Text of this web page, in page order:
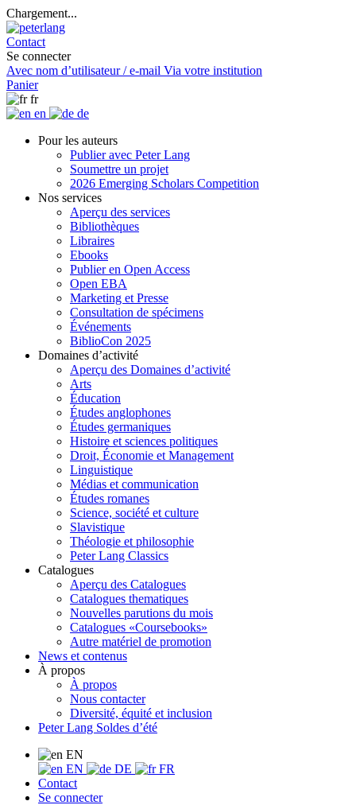
Chargement...
Contact
Se connecter
Avec nom d’utilisateur / e-mail Via votre institution
Panier
fr
en
de
Pour les auteurs
Publier avec Peter Lang
Soumettre un projet
2026 Emerging Scholars Competition
Nos services
Aperçu des services
Bibliothèques
Libraires
Ebooks
Publier en Open Access
Open EBA
Marketing et Presse
Consultation de spécimens
Événements
BiblioCon 2025
Domaines d’activité
Aperçu des Domaines d’activité
Arts
Éducation
Études anglophones
Études germaniques
Histoire et sciences politiques
Droit, Économie et Management
Linguistique
Médias et communication
Études romanes
Science, société et culture
Slavistique
Théologie et philosophie
Peter Lang Classics
Catalogues
Aperçu des Catalogues
Catalogues thematiques
Nouvelles parutions du mois
Catalogues «Coursebooks»
Autre matériel de promotion
News et contenus
À propos
À propos
Nous contacter
Diversité, équité et inclusion
Peter Lang Soldes d’été
EN
EN
DE
FR
Contact
Se connecter